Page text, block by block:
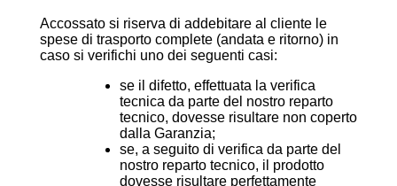
Accossato si riserva di addebitare al cliente le
spese di trasporto complete (andata e ritorno) in
caso si verifichi uno dei seguenti casi:
se il difetto, effettuata la verifica
tecnica da parte del nostro reparto
tecnico, dovesse risultare non coperto
dalla Garanzia;
se, a seguito di verifica da parte del
nostro reparto tecnico, il prodotto
dovesse risultare perfettamente